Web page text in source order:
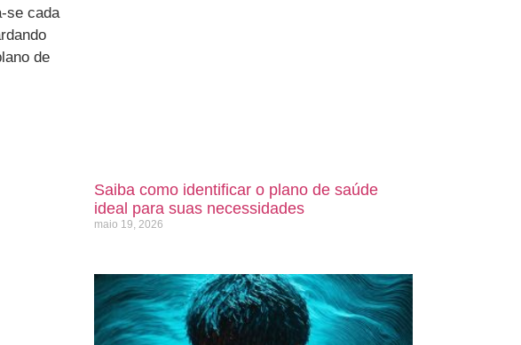
se cada
de
Saiba como identificar o plano de saúde
ideal para suas necessidades
maio 19, 2026